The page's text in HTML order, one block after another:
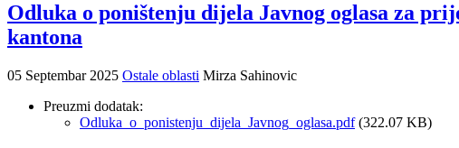
Odluka o poništenju dijela Javnog oglasa za
kantona
05 Septembar 2025 Ostale oblasti Mirza Sahinovic
Preuzmi dodatak:
Odluka_o_ponistenju_dijela_Javnog_oglasa.pdf(322.07 KB)